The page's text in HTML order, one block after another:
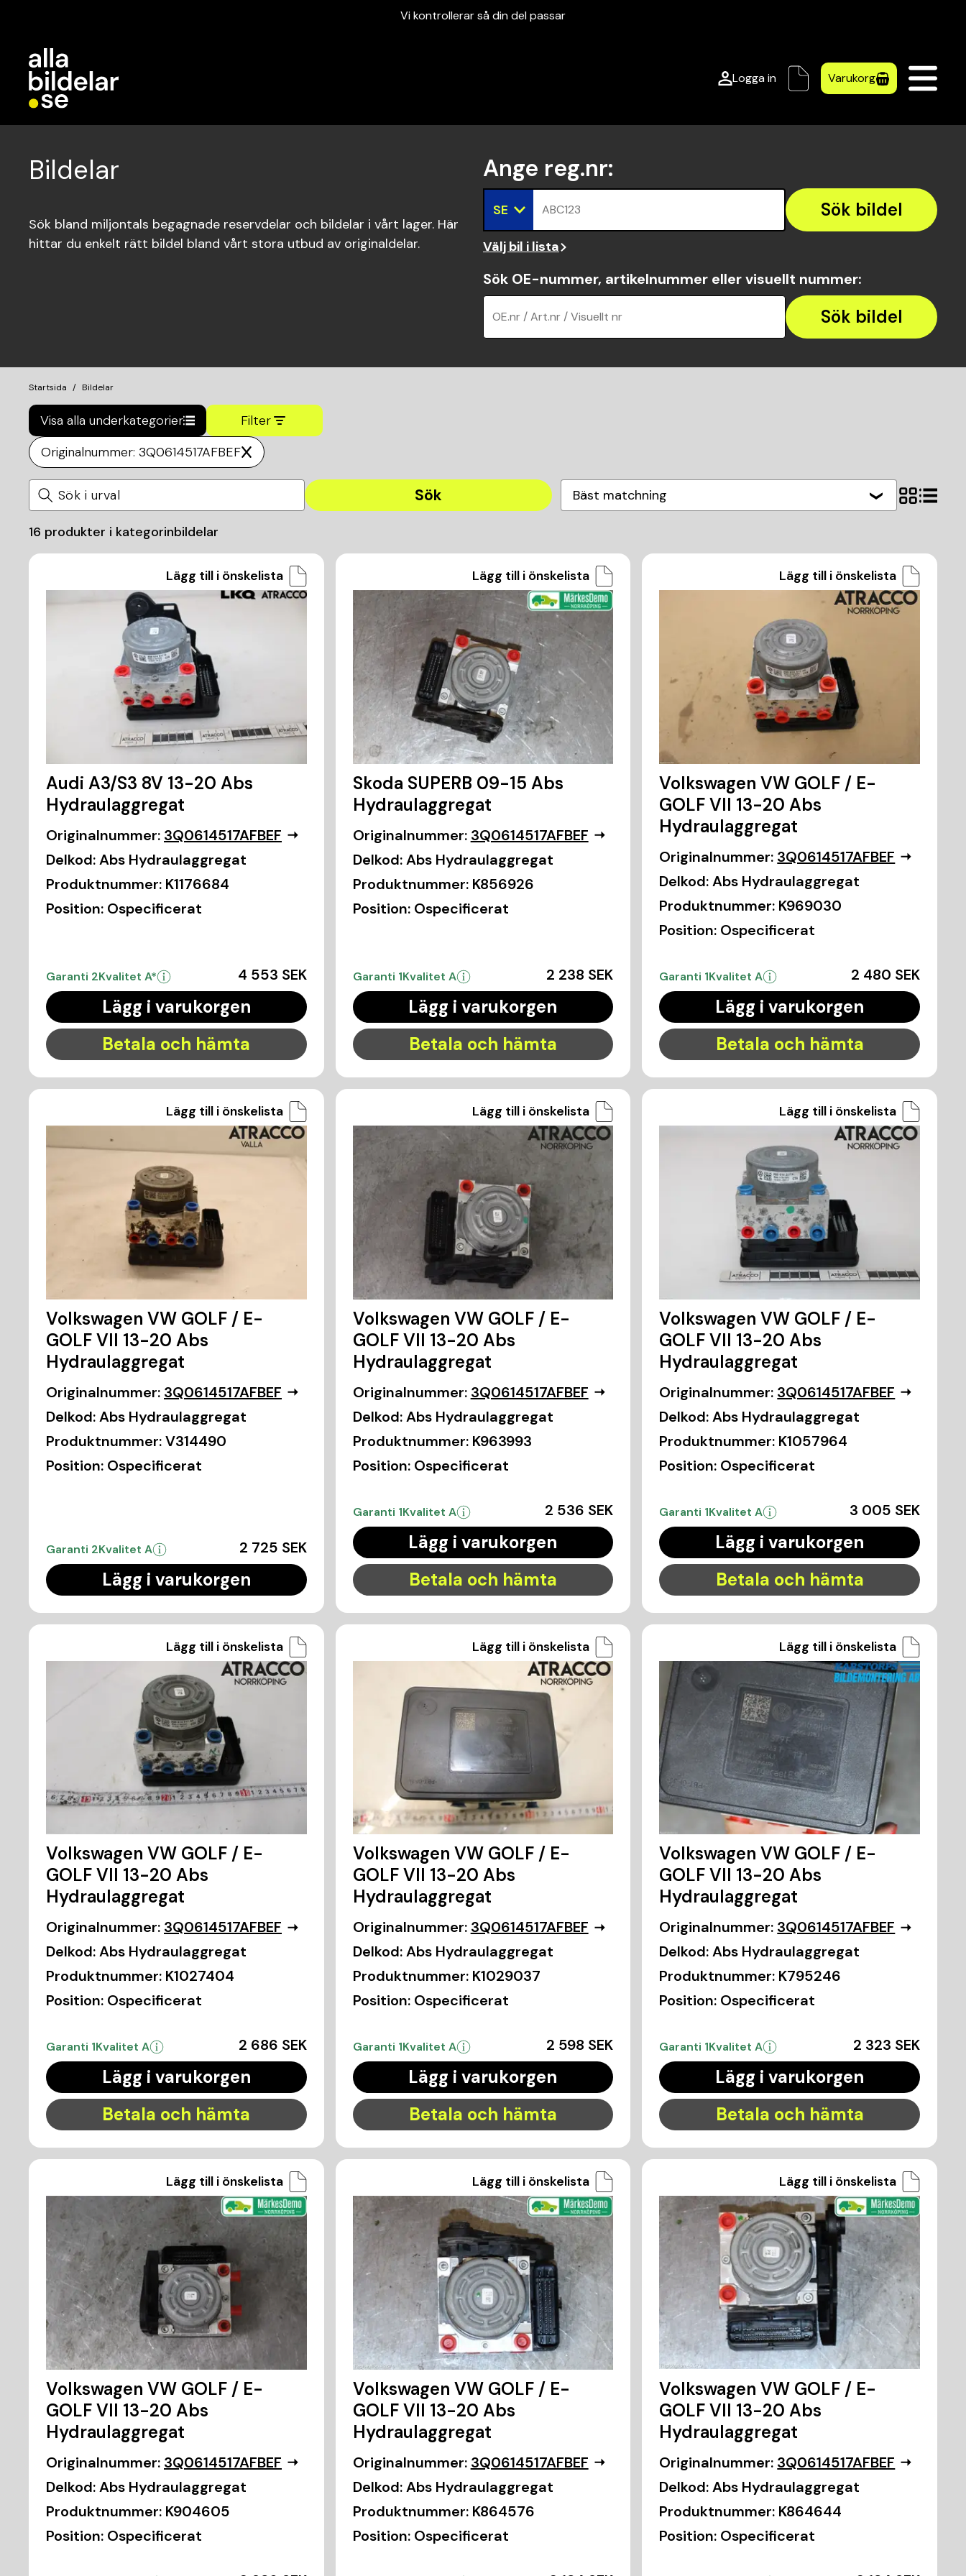
Vi kontrollerar så din del passar
Logga in Varukorg
Bildelar
Sök bland miljontals begagnade reservdelar och bildelar i vårt lager. Här
hittar du enkelt rätt bildel bland vårt stora utbud av originaldelar.
Ange reg.nr:
SE ABC123 Sök bildel
Välj bil i lista
Sök OE-nummer, artikelnummer eller visuellt nummer:
OE.nr / Art.nr / Visuellt nr Sök bildel
Startsida Bildelar
Visa alla underkategorier
Filter
Originalnummer: 3Q0614517AFBEF
Sök Bäst matchning
16 produkter i kategorinbildelar
Lägg till i önskelista
Audi A3/S3 8V 13-20 Abs
Hydraulaggregat
Originalnummer: 3Q0614517AFBEF
Delkod:Abs Hydraulaggregat
Produktnummer: K1176684
Position: Ospecificerat
Garanti 2Kvalitet A* 4 553 SEK
Lägg i varukorgen
Betala och hämta
Lägg till i önskelista
Skoda SUPERB 09-15 Abs
Hydraulaggregat
Originalnummer: 3Q0614517AFBEF
Delkod: Abs Hydraulaggregat
Produktnummer: K856926
Position: Ospecificerat
Garanti 1Kvalitet A 2 238 SEK
Lägg i varukorgen
Betala och hämta
Lägg till i önskelista
Volkswagen VW GOLF / E-
GOLF VII 13-20 Abs
Hydraulaggregat
Originalnummer: 3Q0614517AFBEF
Delkod: Abs Hydraulaggregat
Produktnummer: K969030
Position: Ospecificerat
Garanti 1Kvalitet A 2 480 SEK
Lägg i varukorgen
Betala och hämta
Lägg till i önskelista
Volkswagen VW GOLF / E-
GOLF VII 13-20 Abs
Hydraulaggregat
Originalnummer: 3Q0614517AFBEF
Delkod:Abs Hydraulaggregat
Produktnummer:V314490
Position: Ospecificerat
Garanti 2Kvalitet A 2 725 SEK
Lägg i varukorgen
Lägg till i önskelista
Volkswagen VW GOLF / E-
GOLF VII 13-20 Abs
Hydraulaggregat
Originalnummer: 3Q0614517AFBEF
Delkod: Abs Hydraulaggregat
Produktnummer: K963993
Position: Ospecificerat
Garanti 1Kvalitet A 2 536 SEK
Lägg i varukorgen
Betala och hämta
Lägg till i önskelista
Volkswagen VW GOLF / E-
GOLF VII 13-20 Abs
Hydraulaggregat
Originalnummer: 3Q0614517AFBEF
Delkod: Abs Hydraulaggregat
Produktnummer: K1057964
Position: Ospecificerat
Garanti 1Kvalitet A 3 005 SEK
Lägg i varukorgen
Betala och hämta
Lägg till i önskelista
Volkswagen VW GOLF / E-
GOLF VII 13-20 Abs
Hydraulaggregat
Originalnummer: 3Q0614517AFBEF
Delkod:Abs Hydraulaggregat
Produktnummer: K1027404
Position: Ospecificerat
Garanti 1Kvalitet A 2 686 SEK
Lägg i varukorgen
Betala och hämta
Lägg till i önskelista
Volkswagen VW GOLF / E-
GOLF VII 13-20 Abs
Hydraulaggregat
Originalnummer: 3Q0614517AFBEF
Delkod: Abs Hydraulaggregat
Produktnummer: K1029037
Position: Ospecificerat
Garanti 1Kvalitet A 2 598 SEK
Lägg i varukorgen
Betala och hämta
Lägg till i önskelista
Volkswagen VW GOLF / E-
GOLF VII 13-20 Abs
Hydraulaggregat
Originalnummer: 3Q0614517AFBEF
Delkod: Abs Hydraulaggregat
Produktnummer: K795246
Position: Ospecificerat
Garanti 1Kvalitet A 2 323 SEK
Lägg i varukorgen
Betala och hämta
Lägg till i önskelista
Volkswagen VW GOLF / E-
GOLF VII 13-20 Abs
Hydraulaggregat
Originalnummer: 3Q0614517AFBEF
Delkod:Abs Hydraulaggregat
Produktnummer: K904605
Position: Ospecificerat
Lägg till i önskelista
Volkswagen VW GOLF / E-
GOLF VII 13-20 Abs
Hydraulaggregat
Originalnummer: 3Q0614517AFBEF
Delkod: Abs Hydraulaggregat
Produktnummer: K864576
Position: Ospecificerat
Lägg till i önskelista
Volkswagen VW GOLF / E-
GOLF VII 13-20 Abs
Hydraulaggregat
Originalnummer: 3Q0614517AFBEF
Delkod: Abs Hydraulaggregat
Produktnummer: K864644
Position: Ospecificerat